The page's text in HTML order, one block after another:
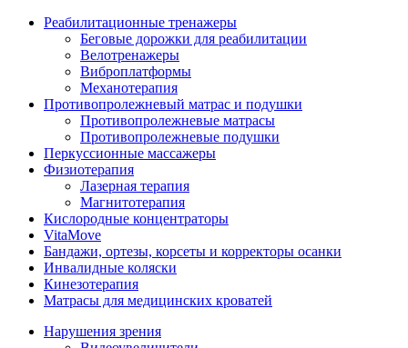
Реабилитационные тренажеры
Беговые дорожки для реабилитации
Велотренажеры
Виброплатформы
Механотерапия
Противопролежневый матрас и подушки
Противопролежневые матрасы
Противопролежневые подушки
Перкуссионные массажеры
Физиотерапия
Лазерная терапия
Магнитотерапия
Кислородные концентраторы
VitaMove
Бандажи, ортезы, корсеты и корректоры осанки
Инвалидные коляски
Кинезотерапия
Матрасы для медицинских кроватей
Нарушения зрения